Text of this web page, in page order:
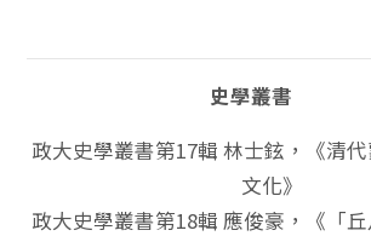
史學叢書
政大史學叢書第17輯 林士鉉，《清
文化》
政大史學叢書第18輯 應俊豪，《「